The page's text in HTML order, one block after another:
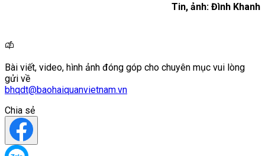
Tin, ảnh: Đình Khanh
Bài viết, video, hình ảnh đóng góp cho chuyên mục vui lòng
gửi về
bhqdt@baohaiquanvietnam.vn
Chia sẻ